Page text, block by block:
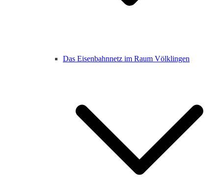
Das Eisenbahnnetz im Raum Völklingen